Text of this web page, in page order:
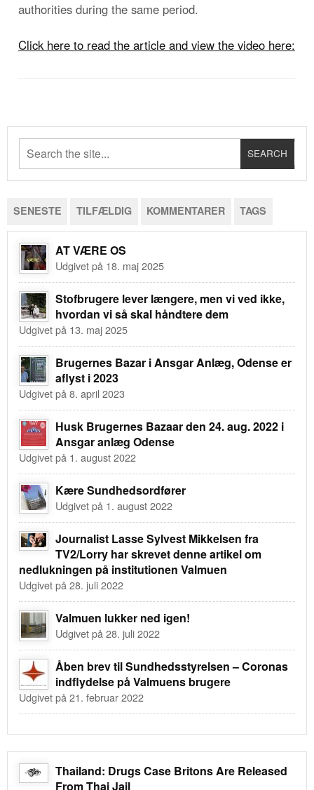
authorities during the same period.
Click here to read the article and view the video here:
SENESTE TILFÆLDIG KOMMENTARER TAGS
AT VÆRE OS
Udgivet på 18. maj 2025
Stofbrugere lever længere, men vi ved ikke,
hvordan vi så skal håndtere dem
Udgivet på 13. maj 2025
Brugernes Bazar i Ansgar Anlæg, Odense er
aflyst i 2023
Udgivet på 8. april 2023
Husk Brugernes Bazaar den 24. aug. 2022 i
Ansgar anlæg Odense
Udgivet på 1. august 2022
Kære Sundhedsordfører
Udgivet på 1. august 2022
Journalist Lasse Sylvest Mikkelsen fra
TV2/Lorry har skrevet denne artikel om
nedlukningen på institutionen Valmuen
Udgivet på 28. juli 2022
Valmuen lukker ned igen!
Udgivet på 28. juli 2022
Åben brev til Sundhedsstyrelsen – Coronas
indflydelse på Valmuens brugere
Udgivet på 21. februar 2022
Thailand: Drugs Case Britons Are Released
From Thai Jail